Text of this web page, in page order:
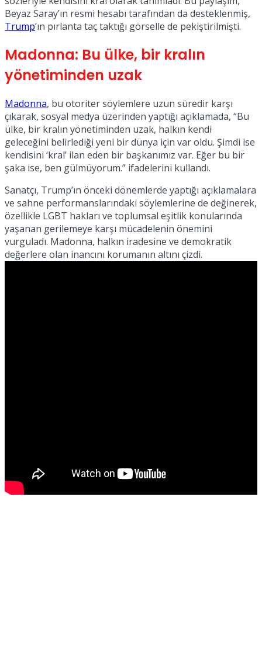
Beyaz Saray’ın resmi hesabı tarafından da desteklenmiş,
Trump’ın pırlanta taç taktığı görselle de pekiştirilmişti.
Madonna: Bu ülke, bir kralın
yönetiminden uzak
Madonna, bu otoriter söylemlere uzun süredir karşı
çıkarak, sosyal medya üzerinden yaptığı açıklamada, “Bu
ülke, bir kralın yönetiminden uzak, halkın kendi
geleceğini belirlediği yeni bir dünya için var oldu. Şimdi ise
kendisini ‘kral’ ilan eden bir başkanımız var. Eğer bu bir
şaka ise, ben gülmüyorum.” ifadelerini kullandı.
Sanatçı, Trump’ın önceki dönemlerde yaptığı açıklamalara
ve sahne performanslarındaki söylemlerine de değinerek,
özellikle LGBT hakları ve toplumsal eşitlik konularında
yaşanan gerilemeye karşı mücadelenin önemini
vurguladı. Madonna, halkın iradesine ve demokratik
değerlere olan inancını korumanın altını çizdi.